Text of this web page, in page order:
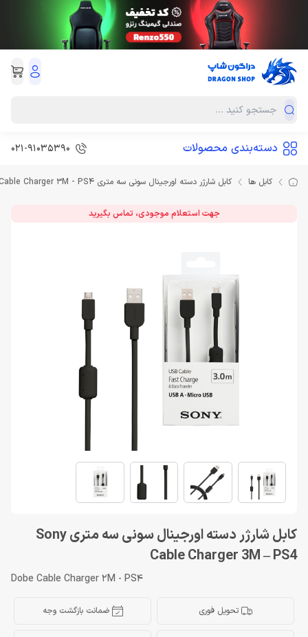
دسته‌بندی محصولات 021-91035390
کابل ها کابل شارژر دسته اورجینال سونی سه متری Sony Cable Charger 3M - PS4
جهت استعلام موجودی، تماس بگیرید
کابل شارژر دسته اورجینال سونی سه متری Sony
Cable Charger 3M – PS4
Dobe Cable Charger 2M - PS4
تحویل فوری ضمانت بازگشت وجه